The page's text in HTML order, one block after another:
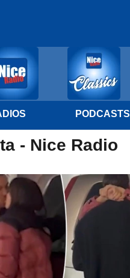
PODCASTS
- Nice Radio